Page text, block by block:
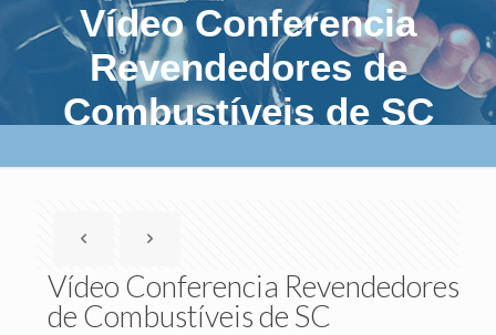
Vídeo Conferencia
Revendedores de
Combustíveis de SC
Vídeo Conferencia Revendedores
de Combustíveis de SC